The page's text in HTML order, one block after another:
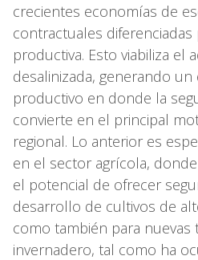
crecientes economías de
contractuales diferenciadas
productiva. Esto viabiliza el
desalinizada, generando
productivo en donde la
convierte en el principal
regional. Lo anterior es
en el sector agrícola,
el potencial de ofrecer
desarrollo de cultivos de
como también para nuevas
invernadero, tal como ha